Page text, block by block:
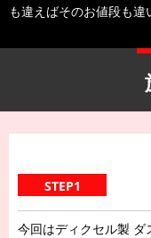
も違えばそのお値段も違
STEP1
今回はディクセル製